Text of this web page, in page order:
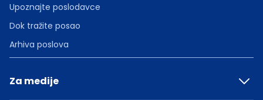
Upoznajte poslodavce
Dok tražite posao
Arhiva poslova
Za medije